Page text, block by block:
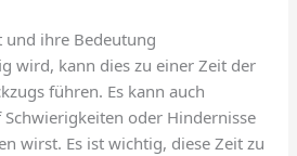
und ihre Bedeutung
wird, kann dies zu einer Zeit der
führen. Es kann auch
Schwierigkeiten oder Hindernisse
wirst. Es ist wichtig, diese Zeit zu